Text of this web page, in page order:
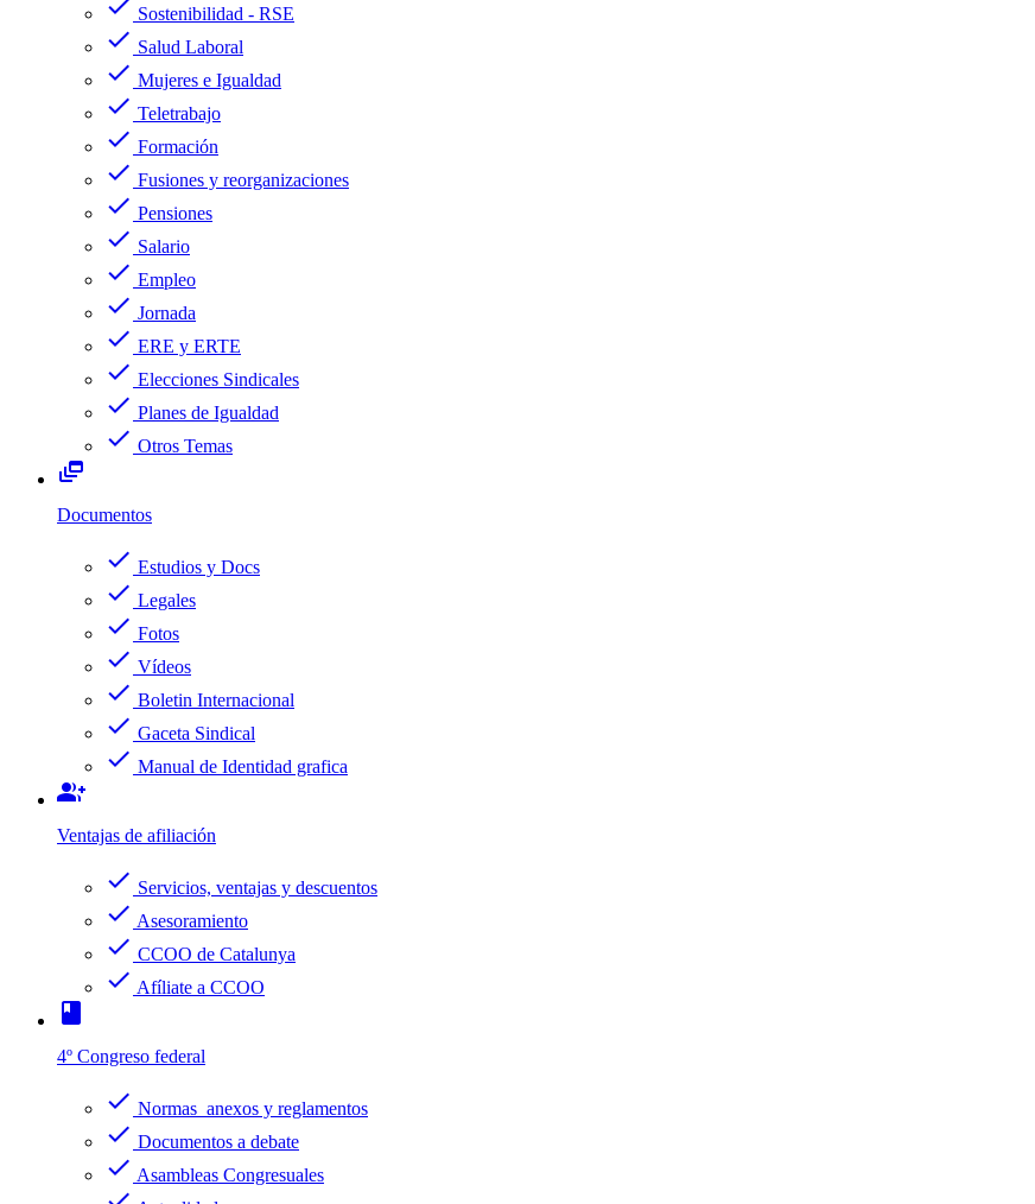
check Sostenibilidad - RSE
check Salud Laboral
check Mujeres e Igualdad
check Teletrabajo
check Formación
check Fusiones y reorganizaciones
check Pensiones
check Salario
check Empleo
check Jornada
check ERE y ERTE
check Elecciones Sindicales
check Planes de Igualdad
check Otros Temas
dynamic_feed
Documentos
check Estudios y Docs
check Legales
check Fotos
check Vídeos
check Boletin Internacional
check Gaceta Sindical
check Manual de Identidad grafica
group_add
Ventajas de afiliación
check Servicios, ventajas y descuentos
check Asesoramiento
check CCOO de Catalunya
check Afíliate a CCOO
book
4º Congreso federal
check Normas anexos y reglamentos
check Documentos a debate
check Asambleas Congresuales